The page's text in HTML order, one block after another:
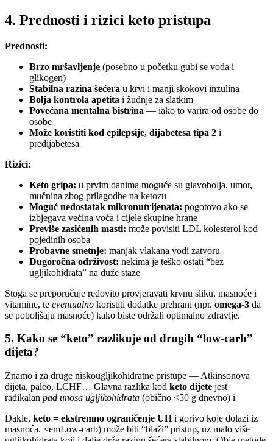
4. Prednosti i rizici keto pristupa
Prednosti:
Brzo mršavljenje (posebno u početku gubi se voda i
glikogen)
Stabilna razina šećera u krvi i manji skokovi inzulina
Bolja kontrola apetita i žudnje za slatkim
Povećana mentalna bistrina — iako to varira od osobe do
osobe
Može koristiti kod epilepsije, dijabetesa tipa 2 i
predijabetesa
Rizici:
Keto gripa: u prvim danima moguće su glavobolja, umor,
mučnina zbog prilagodbe na ketozu
Moguć nedostatak mikronutrijenata: pogotovo ako se
izbjegava većina voća i cijele skupine hrane
Previše zasićenih masti: može povisiti LDL kolesterol kod
pojedinih osoba
Probavne smetnje: manjak vlakana vodi zatvoru
Dugoročna održivost: nekima je teško ostati “bez
ugljikohidrata” na duže staze
Stoga se preporučuje redovito provjeravati krvnu sliku, masnoće i
vitamine, te eventualno koristiti dodatke prehrani (npr. omega-3 da
se poboljšaju masnoće) kako biste održali optimalno zdravlje.
5. Kako se “keto” razlikuje od drugih “low-carb”
dijeta?
Znamo i za druge niskougljikohidratne pristupe — Atkinsonova
dijeta, paleo, LCHF… Glavna razlika kod keto dijete jest
radikalan pad unosa ugljikohidrata (obično <50 g dnevno) i
Dakle, keto = ekstremno ograničenje UHi gorivo koje dolazi iz
masnoća. <emLow-carb) može biti “blaži” pristup, uz malo više